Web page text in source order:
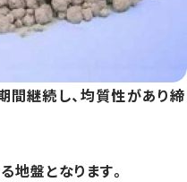
継続し、均質性があり締
盤となります。